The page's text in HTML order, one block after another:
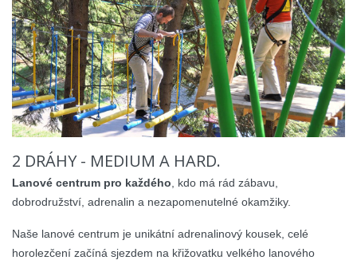
2 DRÁHY - MEDIUM A HARD.
Lanové centrum pro každého , kdo má rád zábavu,
dobrodružství, adrenalin a nezapomenutelné okamžiky.
Naše lanové centrum je unikátní adrenalinový kousek, celé
horolezčení začíná sjezdem na křižovatku velkého lanového